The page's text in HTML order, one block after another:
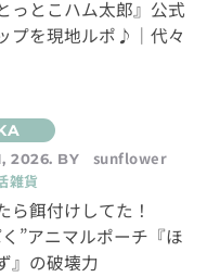
っとこハム太郎』公式
プを現地ルポ♪｜代々
2026. BY
sunflower
雑貨
ら餌付けしてた！
”アニマルポーチ『ほ
』の破壊力